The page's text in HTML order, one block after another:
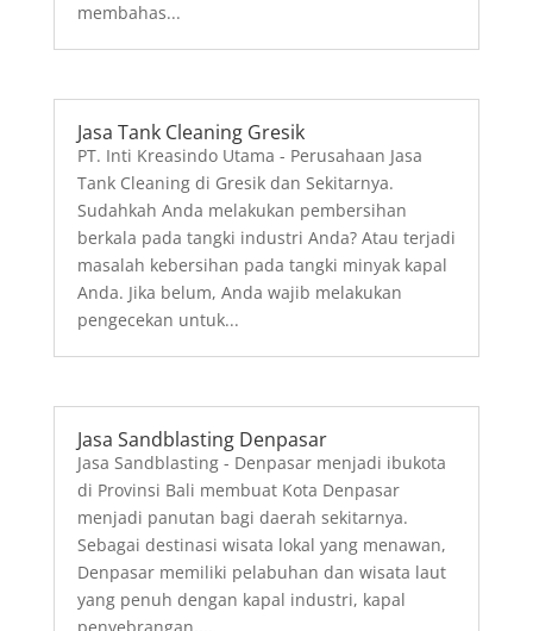
suatu daerah merupakan salah satu ciri telah
dipungkiri juga adanya limbah industri yang
perlu ditangani dengan cara yang tepat.
Apalagi jika limbah...
Jasa Tank Cleaning Jombang, Jawa Timur
Tank Cleaning Jombang - Sudahkah melakukan
pembersihan berkala pada tangki industri
wajib melakukan pengecekan dan pencucian
tangki secara profesional untuk mendapatkan
kinerja...
Jasa Coating Paint Denpasar
Memiliki masalah terkait permukaan tangki